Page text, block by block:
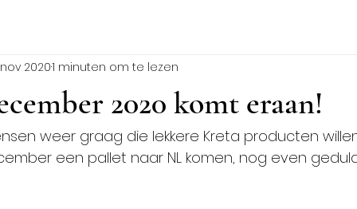
2020 komt eraan!
20201 minuten om te lezen
weer graag die lekkere Kreta producten
een pallet naar NL komen, nog even